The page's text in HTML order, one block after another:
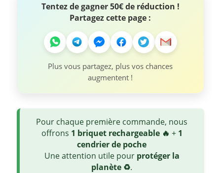
Tentez de gagner 50€ de réduction !
Partagez cette page :
Plus vous partagez, plus vos chances
augmentent !
Pour chaque première commande, nous
offrons 1 briquet rechargeable 🔥 + 1
cendrier de poche
Une attention utile pour protéger la
planète ♻️.